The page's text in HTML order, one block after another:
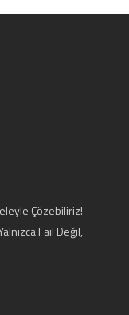
Çözebiliriz!
Fail Değil,